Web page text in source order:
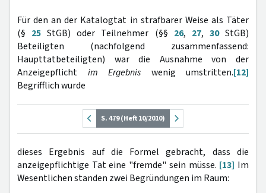
Für den an der Katalogtat in strafbarer Weise als Täter
(§ 25 StGB) oder Teilnehmer (§§ 26, 27, 30StGB)
Beteiligten (nachfolgend zusammenfassend:
Haupttatbeteiligten) war die Ausnahme von der
Anzeigepflicht im Ergebnis wenig umstritten.[12]
Begrifflich wurde
S. 479 (Heft 10/2010)
dieses Ergebnis auf die Formel gebracht, dass die
anzeigepflichtige Tat eine "fremde" sein müsse. [13] Im
Wesentlichen standen zwei Begründungen im Raum: